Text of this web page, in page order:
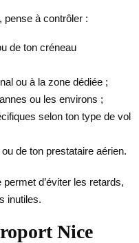
à contrôler :
de ton créneau
ou à la zone dédiée ;
ou les environs ;
selon ton type de vol
de ton prestataire aérien.
d’éviter les retards,
inutiles.
Nice